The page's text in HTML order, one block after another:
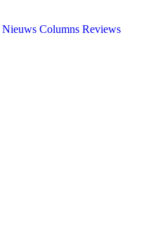
Nieuws Columns Reviews